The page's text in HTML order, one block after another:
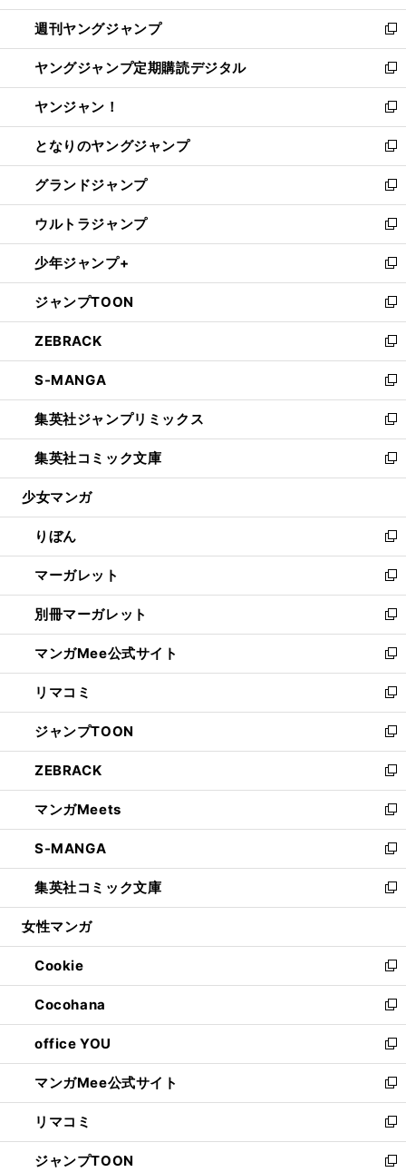
開
く
ウ
で
開
く
ン
ド
ウ
で
開
く
ウ
ィ
ン
ド
ウ
で
開
く
週刊ヤングジャンプ
新
し
い
ウ
ィ
ン
ド
ウ
で
開
く
ヤングジャンプ定期購読デジタル
新
し
い
ウ
ィ
ン
ド
ウ
で
開
く
ヤンジャン！
新
し
い
ウ
ィ
ン
ド
ウ
で
開
く
となりのヤングジャンプ
新
し
い
ウ
ィ
ン
ド
ウ
で
開
く
グランドジャンプ
新
し
い
ウ
ィ
ン
ド
ウ
で
開
く
ウルトラジャンプ
新
し
い
ウ
ィ
ン
ド
ウ
で
開
く
少年ジャンプ+
新
し
い
ウ
ィ
ン
ド
ウ
で
開
く
ジャンプTOON
新
し
い
ウ
ィ
ン
ド
ウ
で
開
ZEBRACK
新
し
い
ウ
ィ
ン
ド
ウ
開
く
S-MANGA
新
し
い
ウ
ィ
ン
ウ
で
開
く
集英社ジャンプリミックス
新
し
い
ウ
ン
ド
ウ
で
開
く
集英社コミック文庫
新
し
ウ
ィ
ン
ド
ウ
で
開
く
少女マンガ
りぼん
新
し
い
ウ
ィ
ン
ド
ウ
で
開
く
マーガレット
新
し
い
ウ
ィ
ン
ド
ウ
で
開
く
別冊マーガレット
新
し
い
ウ
ィ
ン
ド
ウ
で
開
く
マンガMee公式サイト
新
し
い
ウ
ィ
ン
ド
ウ
で
開
く
リマコミ
新
し
い
ウ
ィ
ン
ド
ウ
で
開
く
ジャンプTOON
新
し
い
ウ
ィ
ン
ド
ウ
で
開
ZEBRACK
新
し
い
ウ
ィ
ン
ド
ウ
開
く
マンガMeets
新
し
い
ウ
ィ
ン
ウ
で
開
く
S-MANGA
新
し
い
ウ
ン
ド
ウ
で
開
く
集英社コミック文庫
新
し
ウ
ィ
ン
ド
ウ
で
開
く
女性マンガ
Cookie
新
し
い
ウ
ィ
ン
ド
ウ
で
開
く
Cocohana
新
し
い
ウ
ィ
ン
ド
ウ
で
office YOU
新
し
い
ウ
ィ
ン
ド
マンガMee公式サイト
新
し
い
ウ
ィ
リマコミ
新
し
い
ジャンプTOON 新